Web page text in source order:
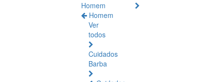
Homem
Homem
Ver
todos
Cuidados
Barba